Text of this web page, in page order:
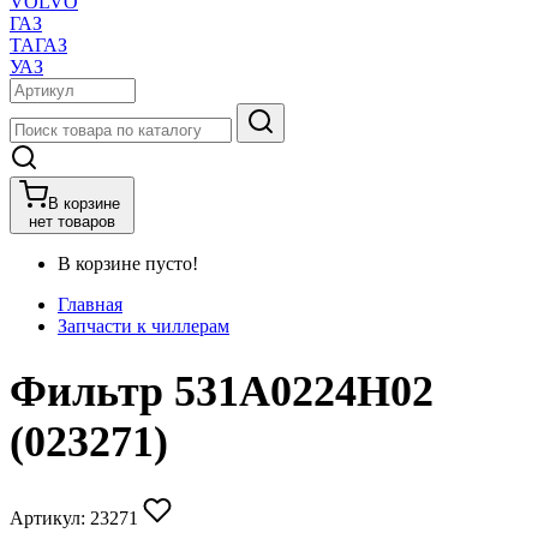
ГАЗ
ТАГАЗ
УАЗ
В корзине
нет товаров
В корзине пусто!
Главная
Запчасти к чиллерам
Фильтр 531A0224H02
(023271)
Артикул: 23271